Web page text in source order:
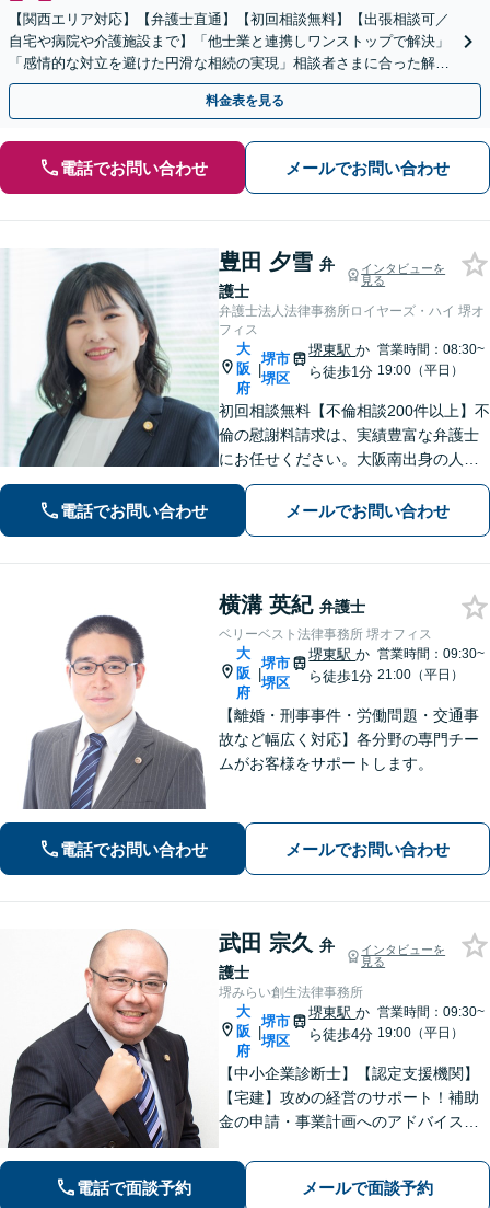
【関西エリア対応】【弁護士直通】【初回相談無料】【出張相談可／
自宅や病院や介護施設まで】「他士業と連携しワンストップで解決」
「感情的な対立を避けた円滑な相続の実現」相談者さまに合った解決
のプランをご提案
料金表を見る
電話でお問い合わせ メールでお問い合わせ
豊田 夕雪 弁
護士
インタビューを
見る
弁護士法人法律事務所ロイヤーズ・ハイ 堺オ
フィス
大
阪
府
|
堺市
堺区
堺東駅か
ら徒歩1分
営業時間：08:30~
19:00（平日）
初回相談無料【不倫相談200件以上】不
倫の慰謝料請求は、実績豊富な弁護士
にお任せください。大阪南出身の人情
派弁護士が対応【交通事故も強い】交
通事故に遭われてお困りの方はお気軽
にお電話ください【当日／夜間／休日
電話でお問い合わせ メールでお問い合わせ
横溝 英紀 弁護士
ベリーベスト法律事務所 堺オフィス
大
阪
府
|
堺市
堺区
堺東駅か
ら徒歩1分
営業時間：09:30~
21:00（平日）
【離婚・刑事事件・労働問題・交通事
故など幅広く対応】各分野の専門チー
ムがお客様をサポートします。
電話でお問い合わせ メールでお問い合わせ
武田 宗久 弁
護士
インタビューを
見る
堺みらい創生法律事務所
大
阪
府
|
堺市
堺区
堺東駅か
ら徒歩4分
営業時間：09:30~
19:00（平日）
【中小企業診断士】【認定支援機関】
【宅建】攻めの経営のサポート！補助
金の申請・事業計画へのアドバイス／
せ！財産分与・事業継承／交通事故／
債務整理／労働問題も【夜間・休日面
電話で面談予約 メールで面談予約